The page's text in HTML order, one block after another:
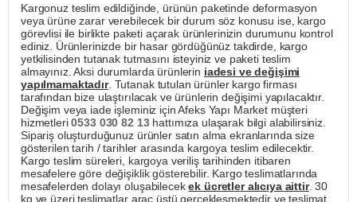
Kargonuz teslim edildiğinde, ürünün paketinde deformasyon
veya ürüne zarar verebilecek bir durum söz konusu ise, kargo
görevlisi ile birlikte paketi açarak ürünlerinizin durumunu kontrol
ediniz. Ürünlerinizde bir hasar gördüğünüz takdirde, kargo
yetkilisinden tutanak tutmasını isteyiniz ve paketi teslim
almayınız. Aksi durumlarda ürünlerin iadesi ve değişimi
yapılmamaktadır. Tutanak tutulan ürünler kargo firması
tarafından bize ulaştırılacak ve ürünlerin değişimi yapılacaktır.
Değişim veya iade işleminiz için Afeks Yapı Market müşteri
hizmetleri0533 030 82 13hattımıza ulaşarak bilgi alabilirsiniz.
Sipariş oluşturduğunuz ürünler satın alma ekranlarında size
gösterilen tarih / tarihler arasında kargoya teslim edilecektir.
Kargo teslim süreleri, kargoya veriliş tarihinden itibaren
mesafelere göre değişiklik gösterebilir. Kargo teslimatlarında
mesafelerden dolayı oluşabilecekek ücretler alıcıya aittir. 30
kg ve üzeri teslimatlar araç üstü gerçekleşmektedir ve teslimat